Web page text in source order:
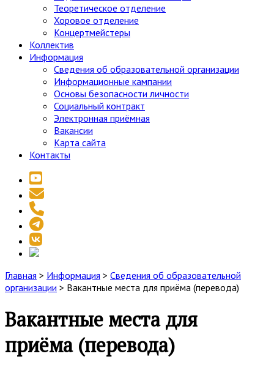
Теоретическое отделение
Хоровое отделение
Концертмейстеры
Коллектив
Информация
Сведения об образовательной организации
Информационные кампании
Основы безопасности личности
Социальный контракт
Электронная приёмная
Вакансии
Карта сайта
Контакты
youtube
email
telegram
vk
social_icon_custom_1
Главная > Информация > Сведения об образовательной
организации > Вакантные места для приёма (перевода)
Вакантные места для
приёма (перевода)